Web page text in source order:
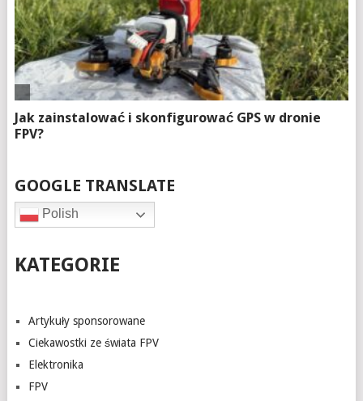
GOOGLE TRANSLATE
Polish
KATEGORIE
Artykuły sponsorowane
Ciekawostki ze świata FPV
Elektronika
FPV